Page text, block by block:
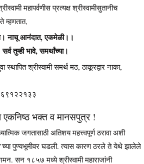
महापर्वणीस प्रत्यक्ष श्रीस्वामीसुतानीच
म्हणतात,
नाचू आनंदात, एकमेळी।।
तुम्ही भावे, समर्थांच्या।
श्रीस्वामी समर्थ मठ, ठाकूरद्वार नाका,
एकनिष्ठ भक्त व मानसपुत्र !
जगतासाठी अतिशय महत्त्वपूर्ण ठरावा अशी
पुण्यभूमीवर घडली. त्यास कारण ठरले ते येथे झालेले
सन १८५७ मध्ये श्रीस्वामी महाराजांनी